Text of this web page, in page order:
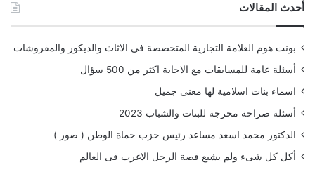
أحدث المقالات
بونت هوم العلامة التجارية المتخصصة فى الاثاث والديكور والمفروشات
أسئلة عامة للمسابقات مع الاجابة اكثر من 500 سؤال
اسماء بنات اسلامية لها معنى جميل
أسئلة صراحة محرجة للبنات والشباب 2023
الدكتور محمد اسعد مساعد رئيس حزب حماة الوطن ( صور )
أكل كل شىء ولم يشبع قصة الرجل الاغرب فى العالم